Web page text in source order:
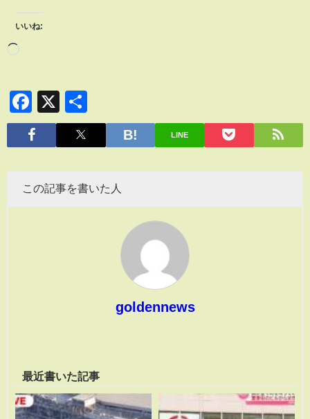
いいね:
Facebook
X
有
LINE
この記事を書いた人
goldennews
最近書いた記事